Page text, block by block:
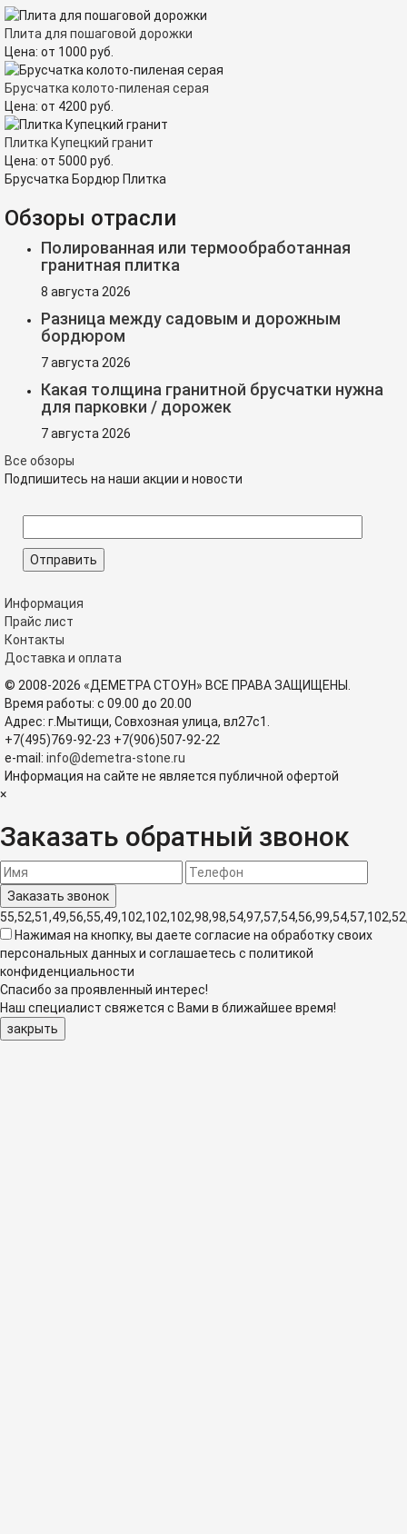
Плита для пошаговой дорожки
Цена: от 1000 руб.
Брусчатка колото-пиленая серая
Цена: от 4200 руб.
Плитка Купецкий гранит
Цена: от 5000 руб.
Брусчатка Бордюр Плитка
Обзоры отрасли
Полированная или термообработанная
гранитная плитка
8 августа 2026
Разница между садовым и дорожным
бордюром
7 августа 2026
Какая толщина гранитной брусчатки нужна
для парковки / дорожек
7 августа 2026
Все обзоры
Подпишитесь на наши акции и новости
Информация
Прайс лист
Контакты
Доставка и оплата
© 2008-2026 «ДЕМЕТРА СТОУН» ВСЕ ПРАВА ЗАЩИЩЕНЫ.
Время работы: с 09.00 до 20.00
Адрес: г.Мытищи, Совхозная улица, вл27с1.
+7(495)769-92-23 +7(906)507-92-22
e-mail: info@demetra-stone.ru
Информация на сайте не является публичной офертой
×
Заказать обратный звонок
Нажимая на кнопку, вы даете согласие на обработку своих
персональных данных и соглашаетесь с политикой
конфиденциальности
Спасибо за проявленный интерес!
Наш специалист свяжется с Вами в ближайшее время!
закрыть